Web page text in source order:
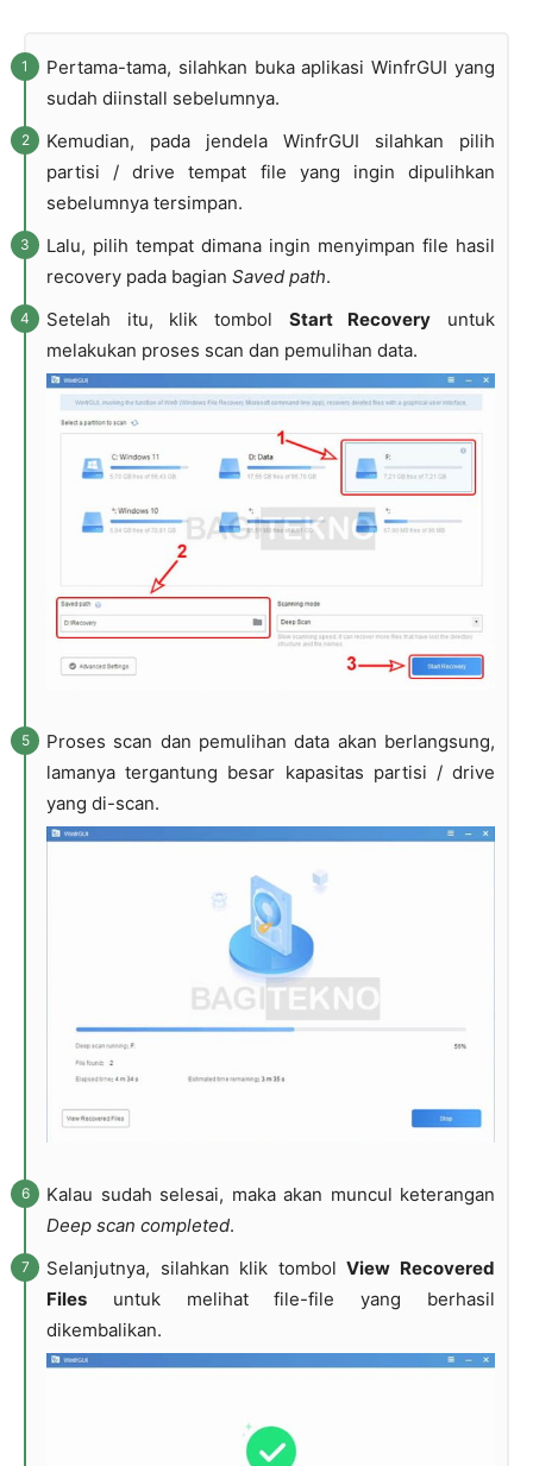
Pertama-tama, silahkan buka aplikasi WinfrGUI yang
sudah diinstall sebelumnya.
Kemudian, pada jendela WinfrGUI silahkan pilih
partisi / drive tempat file yang ingin dipulihkan
sebelumnya tersimpan.
Lalu, pilih tempat dimana ingin menyimpan file hasil
recovery pada bagian Saved path.
Setelah itu, klik tombol Start Recovery untuk
melakukan proses scan dan pemulihan data.
Proses scan dan pemulihan data akan berlangsung,
lamanya tergantung besar kapasitas partisi / drive
yang di-scan.
Kalau sudah selesai, maka akan muncul keterangan
Deep scan completed.
Selanjutnya, silahkan klik tombolView Recovered
Files untuk melihat file-file yang berhasil
dikembalikan.